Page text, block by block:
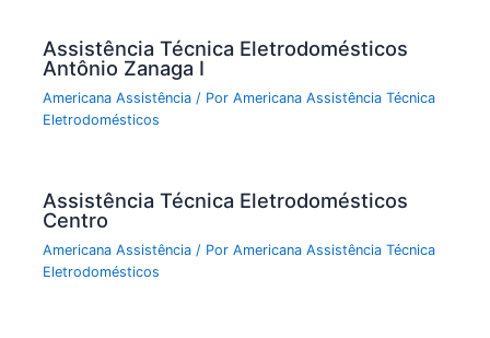
Assistência Técnica Eletrodomésticos
Antônio Zanaga I
Americana Assistência / PorAmericana Assistência Técnica
Eletrodomésticos
Assistência Técnica Eletrodomésticos
Centro
Americana Assistência / PorAmericana Assistência Técnica
Eletrodomésticos